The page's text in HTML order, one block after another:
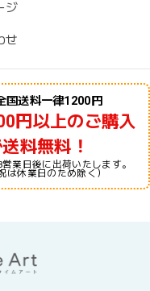
ジ
せ
国送料一律1200円
円以上のご購入
料無料！
業日後に出荷いたします。
は休業日のため除く）